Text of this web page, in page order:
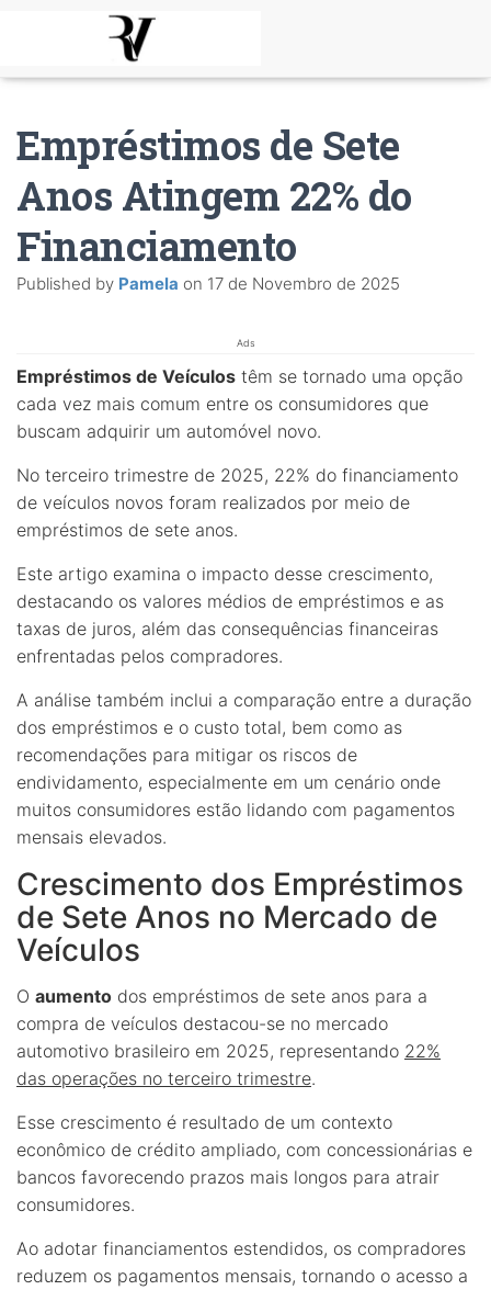
Empréstimos de Sete
Anos Atingem 22% do
Financiamento
Published by Pamela on 17 de Novembro de 2025
Ads
Empréstimos de Veículos têm se tornado uma opção
cada vez mais comum entre os consumidores que
buscam adquirir um automóvel novo.
No terceiro trimestre de 2025, 22% do financiamento
de veículos novos foram realizados por meio de
empréstimos de sete anos.
Este artigo examina o impacto desse crescimento,
destacando os valores médios de empréstimos e as
taxas de juros, além das consequências financeiras
enfrentadas pelos compradores.
A análise também inclui a comparação entre a duração
dos empréstimos e o custo total, bem como as
recomendações para mitigar os riscos de
endividamento, especialmente em um cenário onde
muitos consumidores estão lidando com pagamentos
mensais elevados.
Crescimento dos Empréstimos
de Sete Anos no Mercado de
Veículos
O aumento dos empréstimos de sete anos para a
compra de veículos destacou-se no mercado
automotivo brasileiro em 2025, representando 22%
das operações no terceiro trimestre.
Esse crescimento é resultado de um contexto
econômico de crédito ampliado, com concessionárias e
bancos favorecendo prazos mais longos para atrair
consumidores.
Ao adotar financiamentos estendidos, os compradores
reduzem os pagamentos mensais, tornando o acesso a